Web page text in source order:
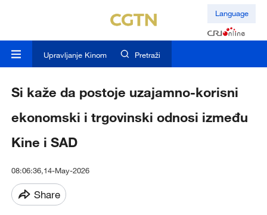
Language
Upravljanje Kinom Pretraži
Si kaže da postoje uzajamno-korisni
ekonomski i trgovinski odnosi između
Kine i SAD
08:06:36,14-May-2026
Share